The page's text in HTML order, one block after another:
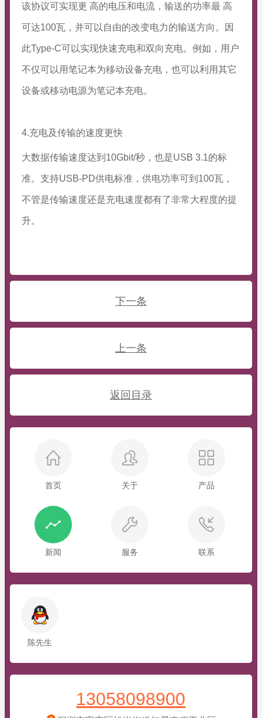
该协议可实现更 高的电压和电流，输送的功率最 高
可达100瓦，并可以自由的改变电力的输送方向。因
此Type-C可以实现快速充电和双向充电。例如，用户
不仅可以用笔记本为移动设备充电，也可以利用其它
设备或移动电源为笔记本充电。
4.充电及传输的速度更快
大数据传输速度达到10Gbit/秒，也是USB 3.1的标
准。支持USB-PD供电标准，供电功率可到100瓦，
不管是传输速度还是充电速度都有了非常大程度的提
升。
下一条
上一条
返回目录
首页 关于 产品
新闻 服务 联系
陈先生
13058098900